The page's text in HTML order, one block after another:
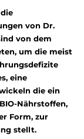
von Dr.
von dem
um die meist
eine
die ein
Nährstoffen,
Form, zur
stellt.